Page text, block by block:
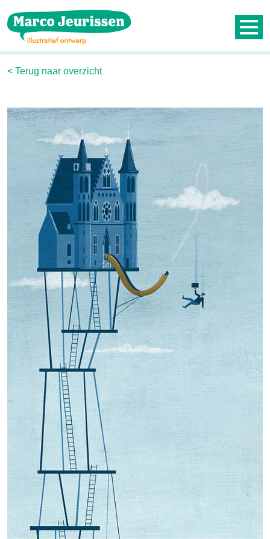
Contact
Nieuwsbrief
< Terug naar overzicht